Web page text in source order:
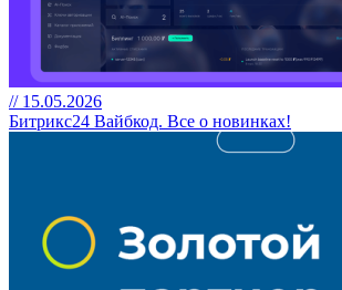
// 15.05.2026
Битрикс24 Вайбкод. Все о новинках!